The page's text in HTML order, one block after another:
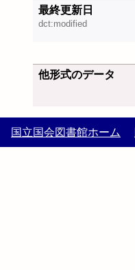
最終更新日
dct:modified
他形式のデータ
国立国会図書館ホーム